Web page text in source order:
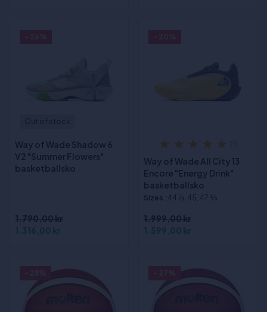
Way of Wade Shadow 6
V2 "Summer Flowers"
basketballsko
1.790,00 kr
1.316,00 kr
Way of Wade All City 13
Encore "Energy Drink"
basketballsko
Sizes :44 1⁄3, 45, 47 2⁄3
1.999,00 kr
1.599,00 kr